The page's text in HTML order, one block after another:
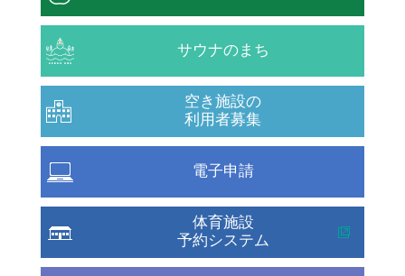
サウナのまち
空き施設の
利用者募集
電子申請
体育施設
予約システム